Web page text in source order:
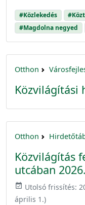
#Közlekedés
#Magdolna negyed
Otthon
Közvilágítási
Otthon
Közvilágítás
utcában
event_available Utolsó frissítés:
április 1.)